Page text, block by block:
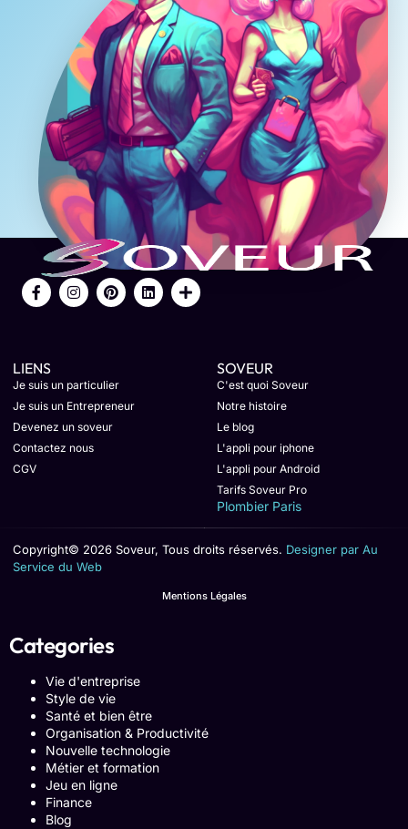
LIENS
Je suis un particulier
Je suis un Entrepreneur
Devenez un soveur
Contactez nous
CGV
SOVEUR
C'est quoi Soveur
Notre histoire
Le blog
L'appli pour iphone
L'appli pour Android
Tarifs Soveur Pro
Plombier Paris
Copyright© 2026 Soveur, Tous droits réservés. Designer par Au
Service du Web
Mentions Légales
Categories
Vie d'entreprise
Style de vie
Santé et bien être
Organisation & Productivité
Nouvelle technologie
Métier et formation
Jeu en ligne
Finance
Blog